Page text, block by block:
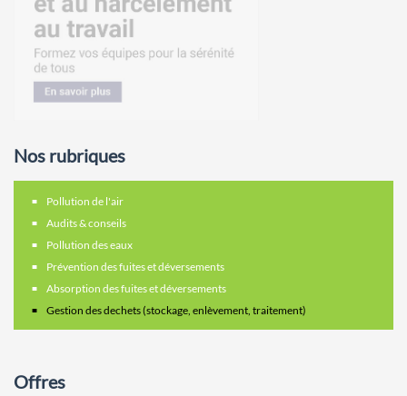
Nos rubriques
Pollution de l'air
Audits & conseils
Pollution des eaux
Prévention des fuites et déversements
Absorption des fuites et déversements
Gestion des dechets (stockage, enlèvement, traitement)
Offres